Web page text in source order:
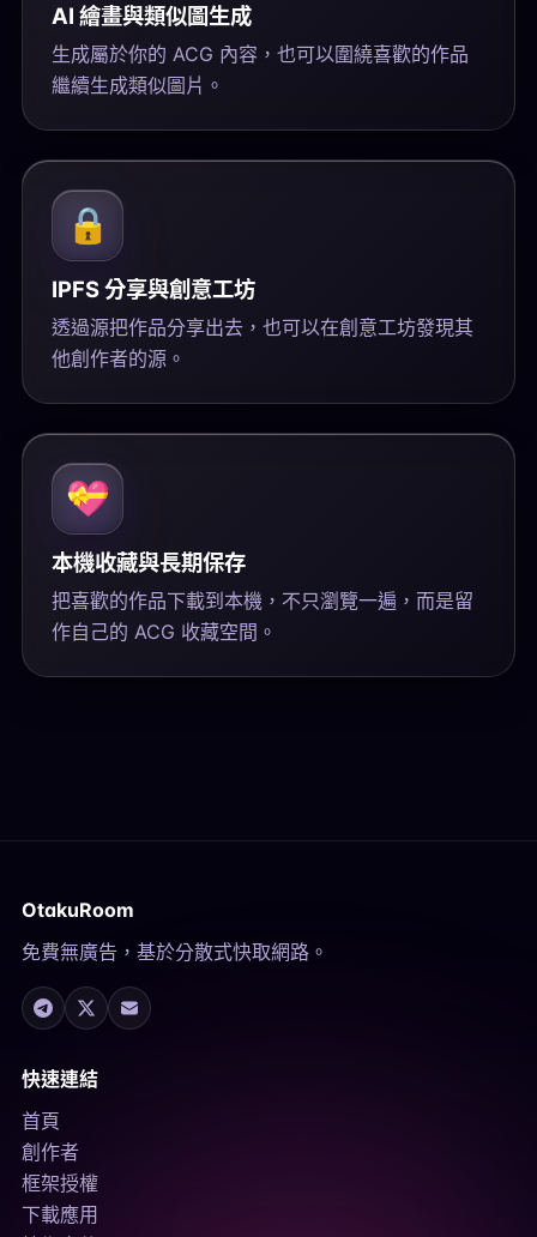
AI 繪畫與類似圖生成
生成屬於你的 ACG 內容，也可以圍繞喜歡的作品
繼續生成類似圖片。
🔒
IPFS 分享與創意工坊
透過源把作品分享出去，也可以在創意工坊發現其
他創作者的源。
💝
本機收藏與長期保存
把喜歡的作品下載到本機，不只瀏覽一遍，而是留
作自己的 ACG 收藏空間。
OtakuRoom
免費無廣告，基於分散式快取網路。
快速連結
首頁
創作者
框架授權
下載應用